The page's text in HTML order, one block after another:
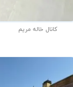
کانال خاله مریم